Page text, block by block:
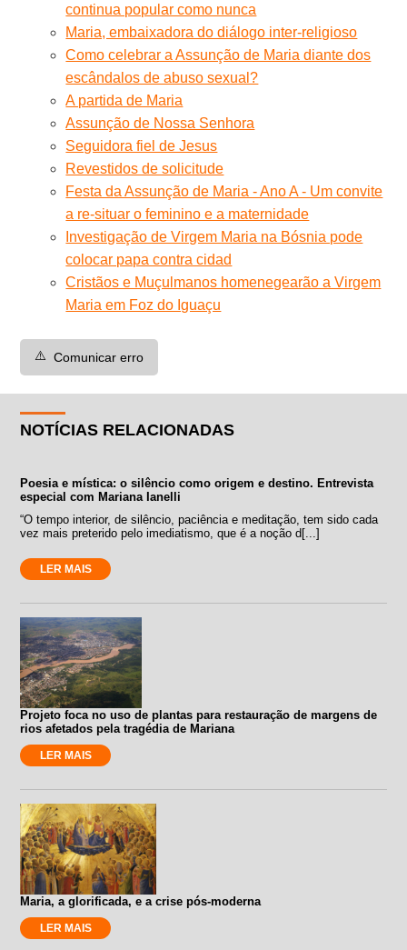
continua popular como nunca
Maria, embaixadora do diálogo inter-religioso
Como celebrar a Assunção de Maria diante dos
escândalos de abuso sexual?
A partida de Maria
Assunção de Nossa Senhora
Seguidora fiel de Jesus
Revestidos de solicitude
Festa da Assunção de Maria - Ano A - Um convite
a re-situar o feminino e a maternidade
Investigação de Virgem Maria na Bósnia pode
colocar papa contra cidad
Cristãos e Muçulmanos homenegearão a Virgem
Maria em Foz do Iguaçu
⚠️ Comunicar erro
NOTÍCIAS RELACIONADAS
Poesia e mística: o silêncio como origem e destino. Entrevista
especial com Mariana Ianelli
“O tempo interior, de silêncio, paciência e meditação, tem sido cada
vez mais preterido pelo imediatismo, que é a noção d[...]
LER MAIS
Projeto foca no uso de plantas para restauração de margens de
rios afetados pela tragédia de Mariana
LER MAIS
Maria, a glorificada, e a crise pós-moderna
LER MAIS